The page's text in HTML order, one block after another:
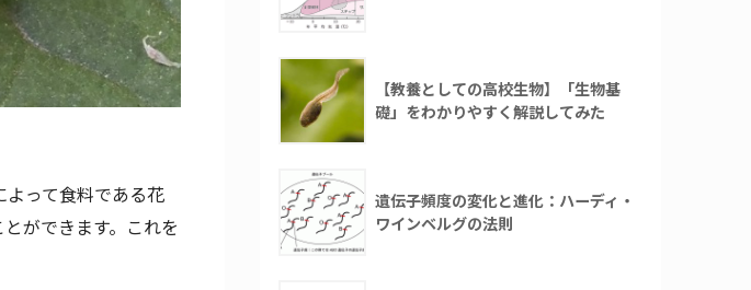
って食料である花
ができます。これを
【教養としての高校生物】「生物基
礎」をわかりやすく解説してみた
遺伝子頻度の変化と進化：ハーディ・
ワインベルグの法則